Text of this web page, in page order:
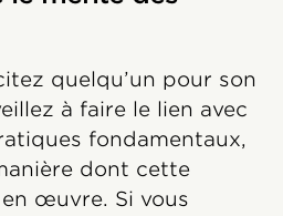
quelqu’un pour son
à faire le lien avec
fondamentaux,
dont cette
œuvre. Si vous